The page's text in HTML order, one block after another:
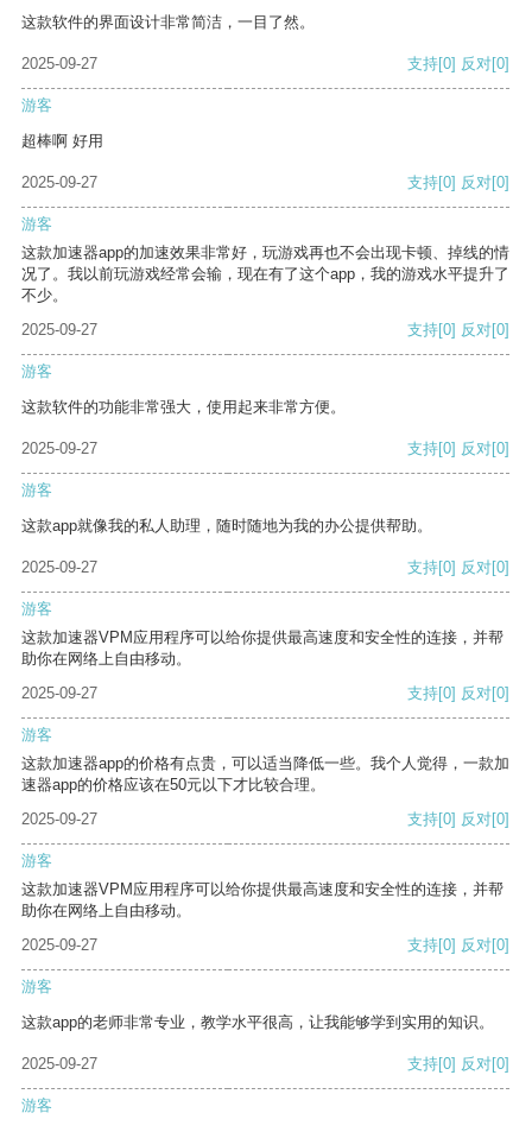
这款软件的界面设计非常简洁，一目了然。
2025-09-27 支持[0] 反对[0]
游客
超棒啊 好用
2025-09-27 支持[0] 反对[0]
游客
这款加速器app的加速效果非常好，玩游戏再也不会出现卡顿、掉线的情
况了。我以前玩游戏经常会输，现在有了这个app，我的游戏水平提升了
不少。
2025-09-27
支持[0] 反对[0]
游客
这款软件的功能非常强大，使用起来非常方便。
2025-09-27 支持[0] 反对[0]
游客
这款app就像我的私人助理，随时随地为我的办公提供帮助。
2025-09-27 支持[0] 反对[0]
游客
这款加速器VPM应用程序可以给你提供最高速度和安全性的连接，并帮
助你在网络上自由移动。
2025-09-27
支持[0] 反对[0]
游客
这款加速器app的价格有点贵，可以适当降低一些。我个人觉得，一款加
速器app的价格应该在50元以下才比较合理。
2025-09-27
支持[0] 反对[0]
游客
这款加速器VPM应用程序可以给你提供最高速度和安全性的连接，并帮
助你在网络上自由移动。
2025-09-27
支持[0] 反对[0]
游客
这款app的老师非常专业，教学水平很高，让我能够学到实用的知识。
2025-09-27 支持[0] 反对[0]
游客